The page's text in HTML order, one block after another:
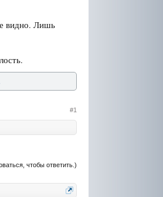
видно. Лишь
#1
чтобы ответить.)